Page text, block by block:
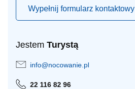
Wypełnij formularz kontaktowy
Jestem Turystą
info@nocowanie.pl
22 116 82 96